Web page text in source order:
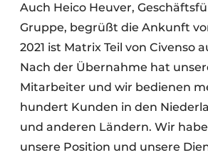
Auch Heico Heuver,
Gruppe, begrüßt die Ankunft
2021 ist Matrix Teil von Civenso
Nach der Übernahme hat
Mitarbeiter und wir bedienen
hundert Kunden in den
und anderen Ländern. Wir
unsere Position und unsere